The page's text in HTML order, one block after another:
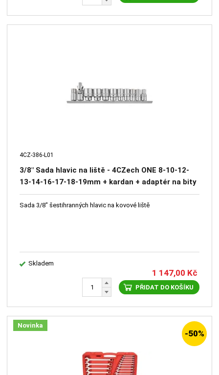
4CZ-386-L01
3/8" Sada hlavic na liště - 4CZech ONE 8-10-12-
13-14-16-17-18-19mm + kardan + adaptér na bity
1/4"
Sada 3/8" šestihranných hlavic na kovové liště
Skladem
1 147,00 Kč
PŘIDAT DO KOŠÍKU
Novinka
-50%